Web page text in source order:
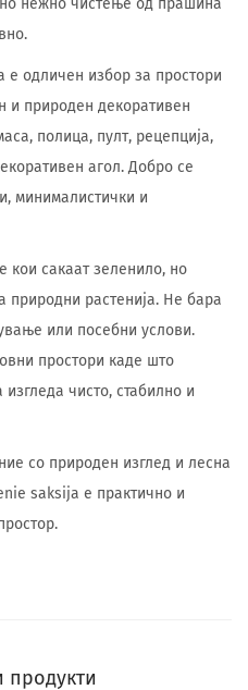
нежно чистење од прашина
одличен избор за простори
и природен декоративен
полица, пулт, рецепција,
агол. Добро се
минималистички и
кои сакаат зеленило, но
растенија. Не бара
или посебни услови.
простори каде што
чисто, стабилно и
со природен изглед и лесна
saksija е практично и
продукти